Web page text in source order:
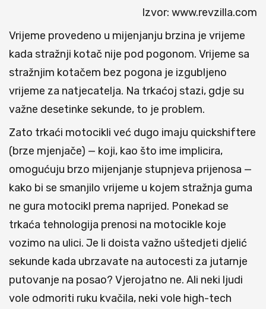
Izvor: www.revzilla.com
Vrijeme provedeno u mijenjanju brzina je vrijeme
kada stražnji kotač nije pod pogonom. Vrijeme sa
stražnjim kotačem bez pogona je izgubljeno
vrijeme za natjecatelja. Na trkaćoj stazi, gdje su
važne desetinke sekunde, to je problem.
Zato trkaći motocikli već dugo imaju quickshiftere
(brze mjenjače) — koji, kao što ime implicira,
omogućuju brzo mijenjanje stupnjeva prijenosa —
kako bi se smanjilo vrijeme u kojem stražnja guma
ne gura motocikl prema naprijed. Ponekad se
trkaća tehnologija prenosi na motocikle koje
vozimo na ulici. Je li doista važno uštedjeti djelić
sekunde kada ubrzavate na autocesti za jutarnje
putovanje na posao? Vjerojatno ne. Ali neki ljudi
vole odmoriti ruku kvačila, neki vole high-tech